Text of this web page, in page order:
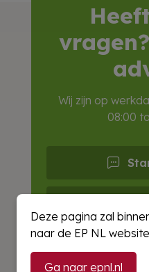
Wij zijn op
08:00
Deze pagina zal
naar de EP NL
Ga naar epnl.nl